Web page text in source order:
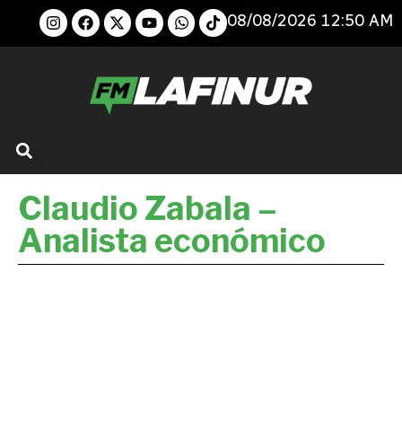
08/08/2026 12:50 AM
Claudio Zabala –
Analista económico